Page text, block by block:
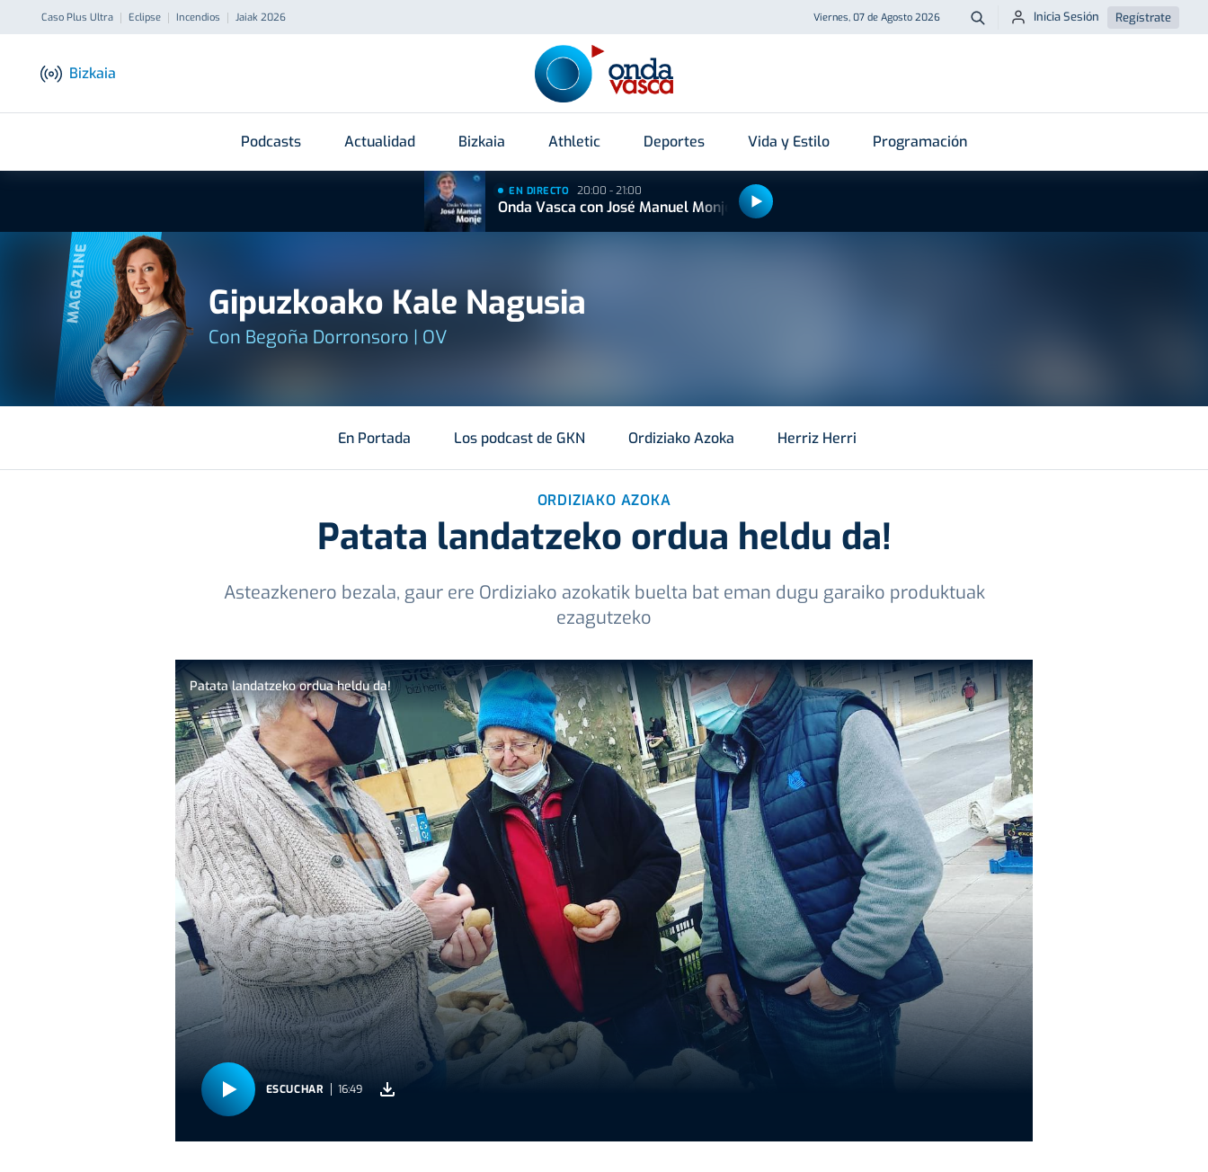
Caso Plus Ultra Eclipse Incendios Jaiak 2026 Viernes, 07 de Agosto 2026 Buscar
Inicia Sesión Regístrate
Bizkaia
Podcasts Actualidad Bizkaia Athletic Deportes Vida y Estilo Programación
EN DIRECTO 20:00 - 21:00
Onda Vasca con José Manuel Monje
MAGAZINE Gipuzkoako Kale Nagusia
Con Begoña Dorronsoro | OV
En Portada Los podcast de GKN Ordiziako Azoka Herriz Herri
ORDIZIAKO AZOKA
Patata landatzeko ordua heldu da!
Asteazkenero bezala, gaur ere Ordiziako azokatik buelta bat eman dugu garaiko produktuak
ezagutzeko
Patata landatzeko ordua heldu da!
ESCUCHAR 16:49